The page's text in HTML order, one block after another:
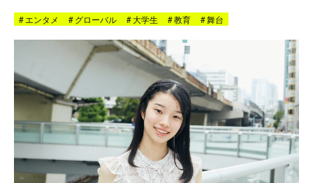
#エンタメ #グローバル #大学生 #教育 #舞台